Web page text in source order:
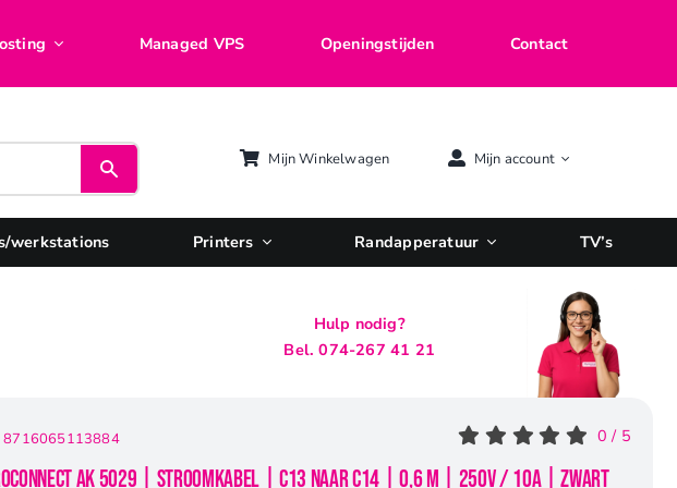
Managed VPS Openingstijden Contact
Mijn Winkelwagen Mijn account
werkstations Printers Randapperatuur TV’s
Hulp nodig?
Bel. 074-267 41 21
0 / 5
8716065113884
AK 5029 | Stroomkabel | C13 naar C14 | 0,6 m | 250V / 10A | Zwart